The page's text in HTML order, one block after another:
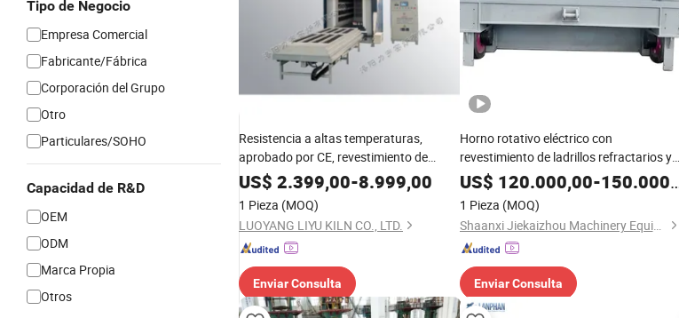
Tipo de Negocio
Empresa Comercial
Fabricante/Fábrica
Corporación del Grupo
Otro
Particulares/SOHO
Capacidad de R&D
OEM
ODM
Marca Propia
Otros
Resistencia a altas temperaturas,
aprobado por CE, revestimiento de
ladrillos refractarios duraderos,
aislamiento de múltiples capas, horno
industrial eléctrico de fondo de carro
US$ 2.399,00-8.999,00
1 Pieza (MOQ)
LUOYANG LIYU KILN CO., LTD.
Enviar Consulta
Horno rotativo eléctrico con
revestimiento de ladrillos refractarios y
enfriamiento por agua para fundición de
chatarra
US$ 120.000,00-150.000,00
1 Pieza (MOQ)
Shaanxi Jiekaizhou Machinery Equipment Co., Ltd.
Enviar Consulta